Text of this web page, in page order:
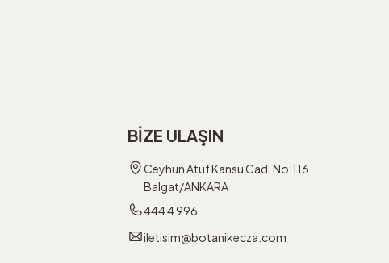
BİZE ULAŞIN
Ceyhun Atuf Kansu Cad. No:116
Balgat/ANKARA
444 4 996
iletisim@botanikecza.com